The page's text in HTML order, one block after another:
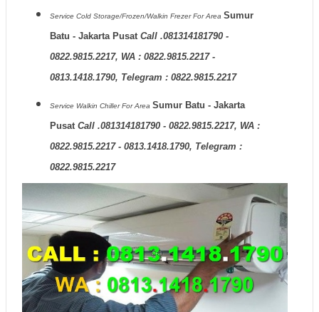
Service Cold Storage/Frozen/Walkin FrezerFor Area Sumur
Batu - Jakarta PusatCall .081314181790 -
0822.9815.2217, WA : 0822.9815.2217 -
0813.1418.1790, Telegram : 0822.9815.2217
Service Walkin ChillerFor Area Sumur Batu - Jakarta
PusatCall .081314181790 - 0822.9815.2217, WA :
0822.9815.2217 - 0813.1418.1790, Telegram :
0822.9815.2217